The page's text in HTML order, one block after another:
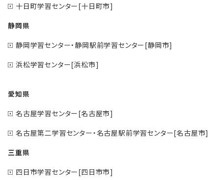
十日町学習センター[十日町市]
静岡県
静岡学習センター・静岡駅前学習センター[静岡市]
浜松学習センター[浜松市]
愛知県
名古屋学習センター[名古屋市]
名古屋第二学習センター・名古屋駅前学習センター[名古屋市]
三重県
四日市学習センター[四日市市]